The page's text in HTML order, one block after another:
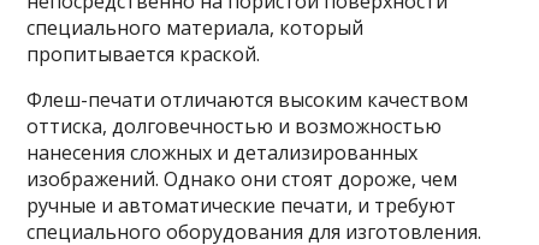
специального материала, который
пропитывается краской.
Флеш-печати отличаются высоким качеством
оттиска, долговечностью и возможностью
нанесения сложных и детализированных
изображений. Однако они стоят дороже, чем
ручные и автоматические печати, и требуют
специального оборудования для изготовления.